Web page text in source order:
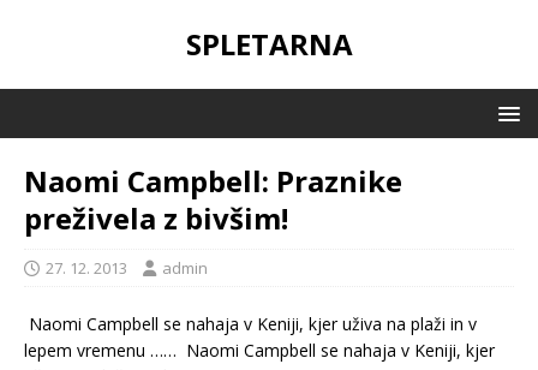
SPLETARNA
Naomi Campbell: Praznike
preživela z bivšim!
27. 12. 2013 admin
Naomi Campbell se nahaja v Keniji, kjer uživa na plaži in v
lepem vremenu …… Naomi Campbell se nahaja v Keniji, kjer